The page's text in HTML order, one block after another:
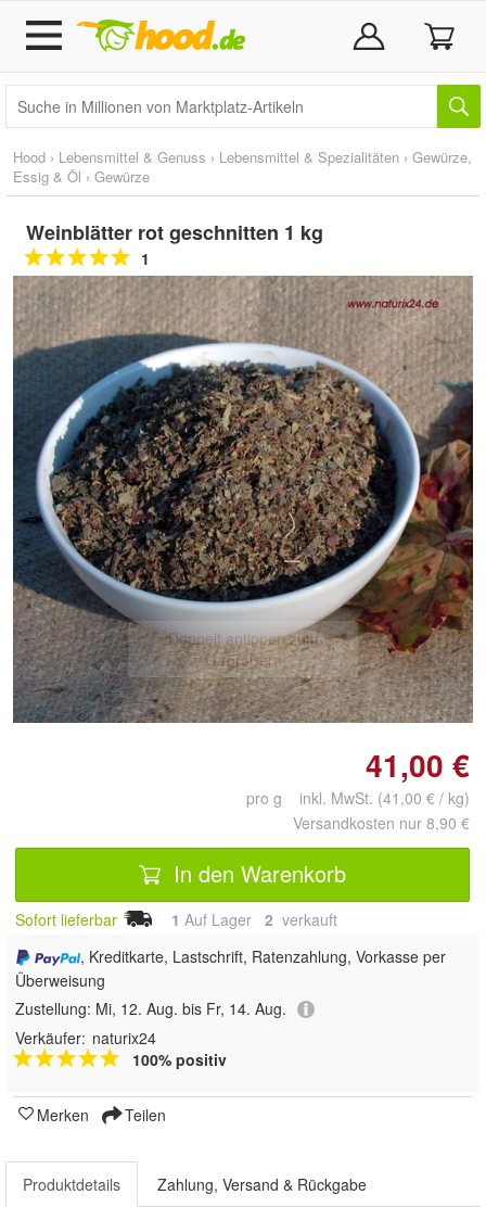
Hood › Lebensmittel & Genuss › Lebensmittel & Spezialitäten › Gewürze,
Essig & Öl › Gewürze
Weinblätter rot geschnitten 1 kg
1
Doppelt antippen zum
vergrößern
41,00 €
pro g inkl. MwSt. (41,00 € / kg)
Versandkosten nur 8,90 €
In den Warenkorb
Sofort lieferbar 1 Auf Lager 2 verkauft
, Kreditkarte, Lastschrift, Ratenzahlung, Vorkasse per
Überweisung
Zustellung: Mi, 12. Aug. bis Fr, 14. Aug.
Verkäufer: naturix24
100% positiv
Merken Teilen
Produktdetails Zahlung, Versand & Rückgabe